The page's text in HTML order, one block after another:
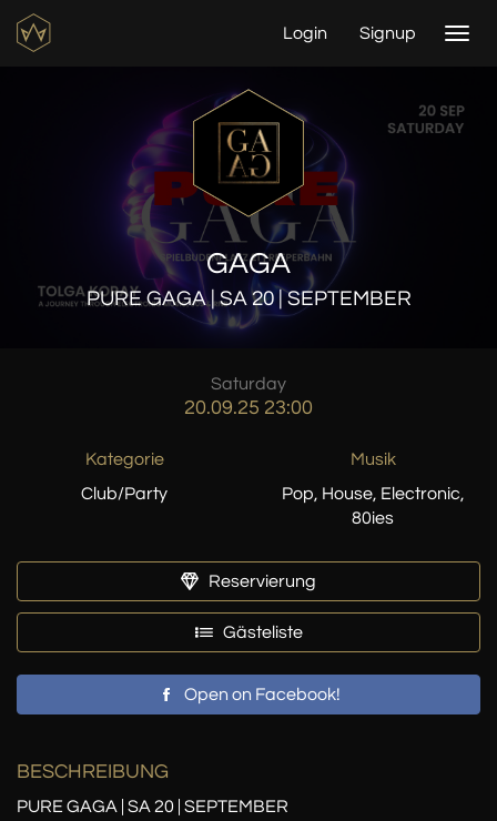
Login Signup
GAGA
PURE GAGA | SA 20 | SEPTEMBER
Saturday
20.09.25 23:00
Kategorie
Club/Party
Musik
Pop, House, Electronic,
80ies
Reservierung
Gästeliste
Open on Facebook!
BESCHREIBUNG
PURE GAGA | SA 20 | SEPTEMBER